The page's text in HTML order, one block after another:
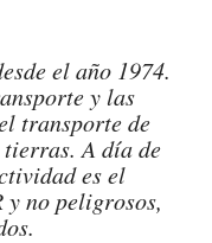
el año 1974.
y las
transporte de
tierras. A día de
es el
y no peligrosos,